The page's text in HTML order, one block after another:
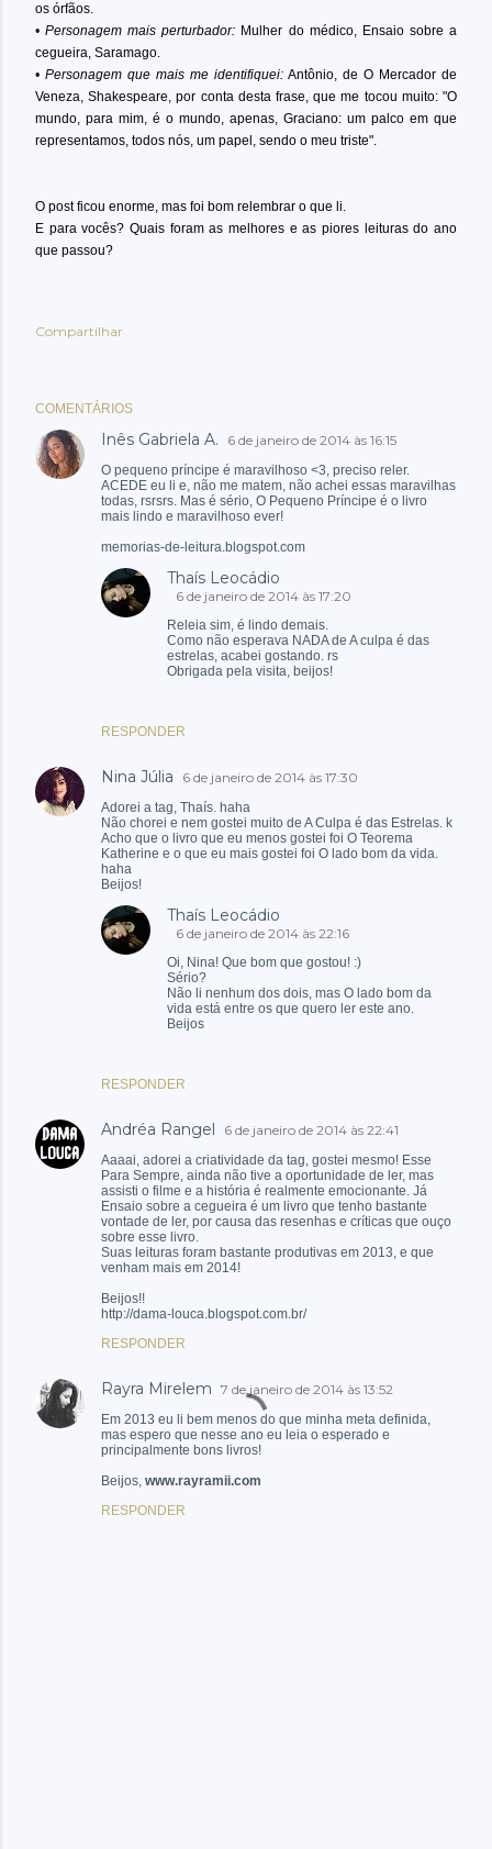
os órfãos.
• Personagem mais perturbador: Mulher do médico, Ensaio sobre a
cegueira, Saramago.
• Personagem que mais me identifiquei:Antônio, de O Mercador de
Veneza, Shakespeare, por conta desta frase, que me tocou muito: "O
mundo, para mim, é o mundo, apenas, Graciano: um palco em que
representamos, todos nós, um papel, sendo o meu triste".
O post ficou enorme, mas foi bom relembrar o que li.
E para vocês? Quais foram as melhores e as piores leituras do ano
que passou?
Compartilhar
COMENTÁRIOS
Inês Gabriela A. 6 de janeiro de 2014 às 16:15
O pequeno príncipe é maravilhoso <3, preciso reler.
ACEDE eu li e, não me matem, não achei essas maravilhas
todas, rsrsrs. Mas é sério, O Pequeno Príncipe é o livro
mais lindo e maravilhoso ever!
memorias-de-leitura.blogspot.com
RESPONDER
Thaís Leocádio
6 de janeiro de 2014 às 17:20
Releia sim, é lindo demais.
Como não esperava NADA de A culpa é das
estrelas, acabei gostando. rs
Obrigada pela visita, beijos!
Nina Júlia 6 de janeiro de 2014 às 17:30
Adorei a tag, Thaís. haha
Não chorei e nem gostei muito de A Culpa é das Estrelas. k
Acho que o livro que eu menos gostei foi O Teorema
Katherine e o que eu mais gostei foi O lado bom da vida.
haha
Beijos!
RESPONDER
Thaís Leocádio
6 de janeiro de 2014 às 22:16
Oi, Nina! Que bom que gostou! :)
Sério?
Não li nenhum dos dois, mas O lado bom da
vida está entre os que quero ler este ano.
Beijos
Andréa Rangel 6 de janeiro de 2014 às 22:41
Aaaai, adorei a criatividade da tag, gostei mesmo! Esse
Para Sempre, ainda não tive a oportunidade de ler, mas
assisti o filme e a história é realmente emocionante. Já
Ensaio sobre a cegueira é um livro que tenho bastante
vontade de ler, por causa das resenhas e críticas que ouço
sobre esse livro.
Suas leituras foram bastante produtivas em 2013, e que
venham mais em 2014!
Beijos!!
http://dama-louca.blogspot.com.br/
RESPONDER
Rayra Mirelem 7 de janeiro de 2014 às 13:52
Em 2013 eu li bem menos do que minha meta definida,
mas espero que nesse ano eu leia o esperado e
principalmente bons livros!
Beijos, www.rayramii.com
RESPONDER